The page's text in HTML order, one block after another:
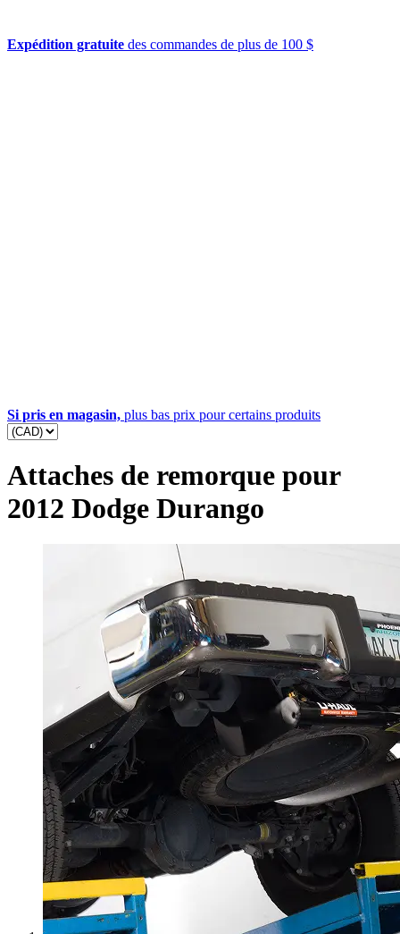
Expédition gratuite des commandes de plus de 100 $
Si pris en magasin, plus bas prix pour certains produits
Attaches de remorque pour
2012 Dodge Durango